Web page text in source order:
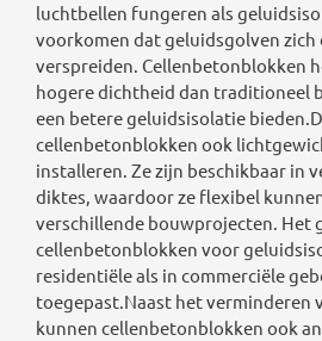
luchtbellen fungeren als
voorkomen dat geluidsgolven zich
verspreiden. Cellenbetonblokken
hogere dichtheid dan traditioneel
een betere geluidsisolatie
cellenbetonblokken ook
installeren. Ze zijn beschikbaar in
diktes, waardoor ze flexibel
verschillende bouwprojecten. Het
cellenbetonblokken voor
residentiële als in commerciële
toegepast.Naast het verminderen
kunnen cellenbetonblokken ook